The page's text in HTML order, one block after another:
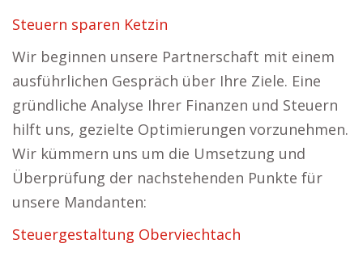
Steuern sparen Ketzin
Wir beginnen unsere Partnerschaft mit einem
ausführlichen Gespräch über Ihre Ziele. Eine
gründliche Analyse Ihrer Finanzen und Steuern
hilft uns, gezielte Optimierungen vorzunehmen.
Wir kümmern uns um die Umsetzung und
Überprüfung der nachstehenden Punkte für
unsere Mandanten:
Steuergestaltung Oberviechtach